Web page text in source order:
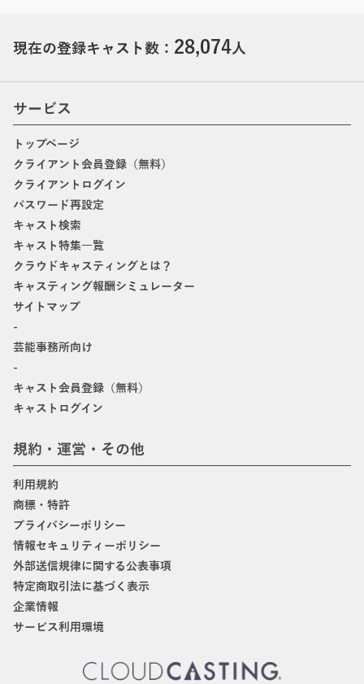
現在の登録キャスト数： 28,074人
サービス
トップページ
クライアント会員登録（無料）
クライアントログイン
パスワード再設定
キャスト検索
キャスト特集一覧
クラウドキャスティングとは？
キャスティング報酬シミュレーター
サイトマップ
-
芸能事務所向け
-
キャスト会員登録（無料）
キャストログイン
規約・運営・その他
利用規約
商標・特許
プライバシーポリシー
情報セキュリティーポリシー
外部送信規律に関する公表事項
特定商取引法に基づく表示
企業情報
サービス利用環境